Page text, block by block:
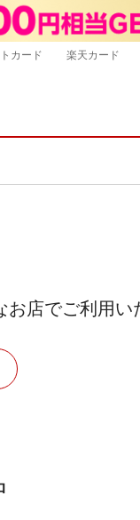
カード 楽天カード
店でご利用い